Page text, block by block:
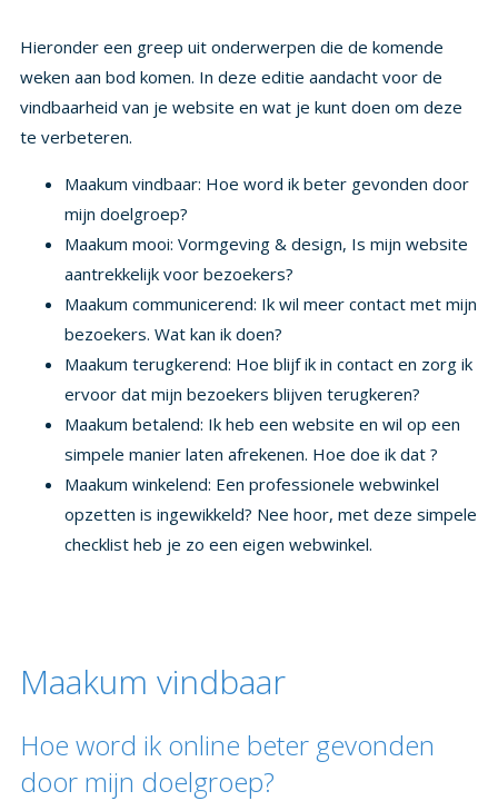
Hieronder een greep uit onderwerpen die de komende
weken aan bod komen. In deze editie aandacht voor de
vindbaarheid van je website en wat je kunt doen om deze
te verbeteren.
Maakum vindbaar: Hoe word ik beter gevonden door
mijn doelgroep?
Maakum mooi: Vormgeving & design, Is mijn website
aantrekkelijk voor bezoekers?
Maakum communicerend: Ik wil meer contact met mijn
bezoekers. Wat kan ik doen?
Maakum terugkerend: Hoe blijf ik in contact en zorg ik
ervoor dat mijn bezoekers blijven terugkeren?
Maakum betalend: Ik heb een website en wil op een
simpele manier laten afrekenen. Hoe doe ik dat ?
Maakum winkelend: Een professionele webwinkel
opzetten is ingewikkeld? Nee hoor, met deze simpele
checklist heb je zo een eigen webwinkel.
Maakum vindbaar
Hoe word ik online beter gevonden
door mijn doelgroep?